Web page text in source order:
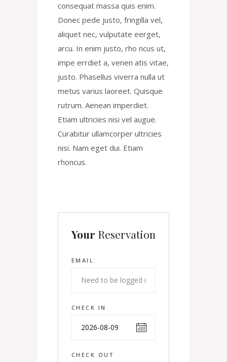
consequat massa quis enim.
Donec pede justo, fringilla vel,
aliquet nec, vulputate eerget,
arcu. In enim justo, rho ncus ut,
impe errdiet a, venen atis vitae,
justo. Phasellus viverra nulla ut
metus varius laoreet. Quisque
rutrum. Aenean imperdiet.
Etiam ultricies nisi vel augue.
Curabitur ullamcorper ultricies
nisi. Nam eget dui. Etiam
rhoncus.
Your Reservation
EMAIL:
CHECK IN
CHECK OUT